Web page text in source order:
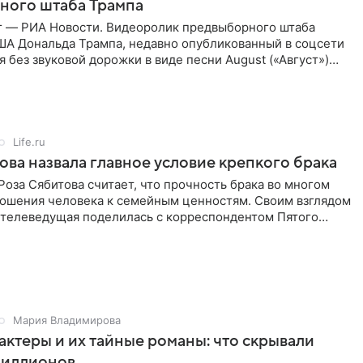
штаба Трампа
РИА Новости. Видеоролик предвыборного штаба
Дональда Трампа, недавно опубликованный в соцсети
без звуковой дорожки в виде песни August («Август»)
Life.ru
назвала главное условие крепкого брака
Сябитова считает, что прочность брака во многом
человека к семейным ценностям. Своим взглядом
поделилась с корреспондентом Пятого
Мария Владимирова
и их тайные романы: что скрывали